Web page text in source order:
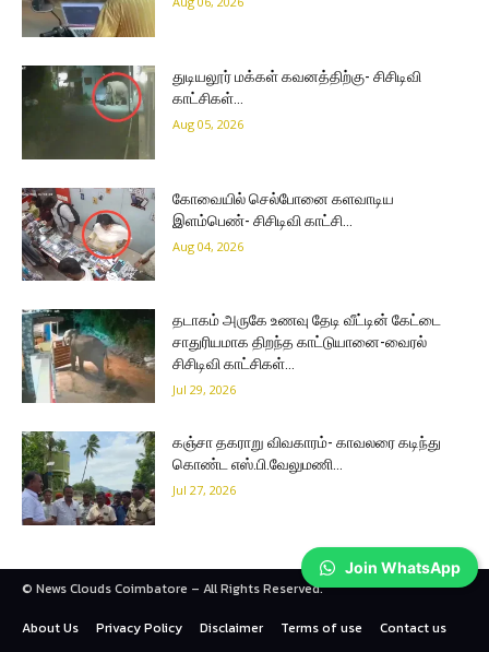
துடியலூர் மக்கள் கவனத்திற்கு- சிசிடிவி
காட்சிகள்…
Aug 05, 2026
கோவையில் செல்போனை களவாடிய
இளம்பெண்- சிசிடிவி காட்சி…
Aug 04, 2026
தடாகம் அருகே உணவு தேடி வீட்டின் கேட்டை
சாதுரியமாக திறந்த காட்டுயானை-வைரல்
சிசிடிவி காட்சிகள்…
Jul 29, 2026
கஞ்சா தகராறு விவகாரம்- காவலரை கடிந்து
கொண்ட எஸ்.பி.வேலுமணி…
Jul 27, 2026
© News Clouds Coimbatore – All Rights Reserved.
About Us
Privacy Policy Disclaimer Terms of use Contact us
Join WhatsApp